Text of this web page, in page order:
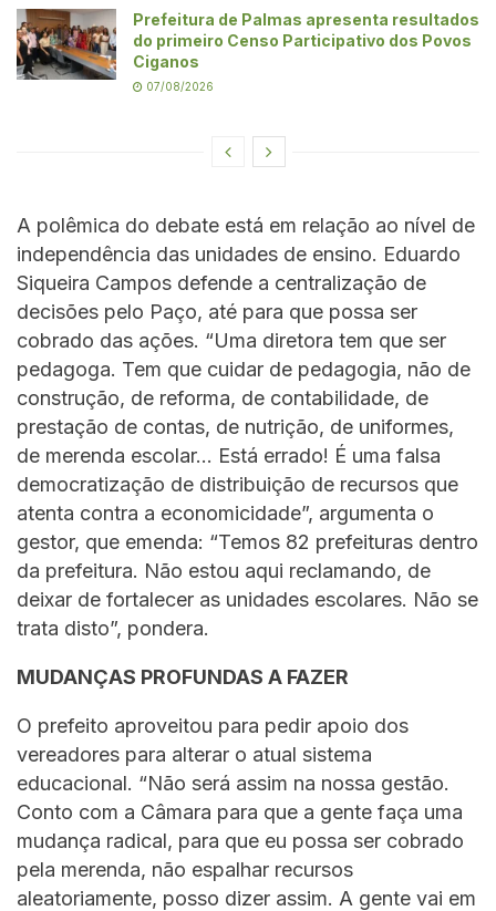
Prefeitura de Palmas apresenta resultados
do primeiro Censo Participativo dos Povos
Ciganos
07/08/2026
A polêmica do debate está em relação ao nível de
independência das unidades de ensino. Eduardo
Siqueira Campos defende a centralização de
decisões pelo Paço, até para que possa ser
cobrado das ações. “Uma diretora tem que ser
pedagoga. Tem que cuidar de pedagogia, não de
construção, de reforma, de contabilidade, de
prestação de contas, de nutrição, de uniformes,
de merenda escolar… Está errado! É uma falsa
democratização de distribuição de recursos que
atenta contra a economicidade”, argumenta o
gestor, que emenda: “Temos 82 prefeituras dentro
da prefeitura. Não estou aqui reclamando, de
deixar de fortalecer as unidades escolares. Não se
trata disto”, pondera.
MUDANÇAS PROFUNDAS A FAZER
O prefeito aproveitou para pedir apoio dos
vereadores para alterar o atual sistema
educacional. “Não será assim na nossa gestão.
Conto com a Câmara para que a gente faça uma
mudança radical, para que eu possa ser cobrado
pela merenda, não espalhar recursos
aleatoriamente, posso dizer assim. A gente vai em